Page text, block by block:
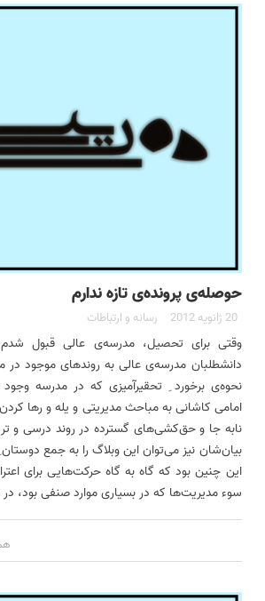
حوصله‌ی پرونده‌ی تازه ندارم‬
20 ژانویه 2012 رسانه و ارتباطات
وقتی برای تحصیل، مدرسه‌ی عالی قبول
دانشطلبان مدرسه‌ی عالی به روندهای موجود
نحوه‌ی برخورد ِ تحقیرآمیزی که در مدرسه
امامی کاشانی به مباحث مدیریتی و یله و رها
نابه جا و حق‌کشی‌های گسترده در روند درسی و
بیان‌شان نیز می‌توان این وبلاگ را به جمع
این چنین بود که گاه به گاه حرکت‌هایی برای
سوء مدیریت‌ها که در بسیاری موارد صنفی بود،